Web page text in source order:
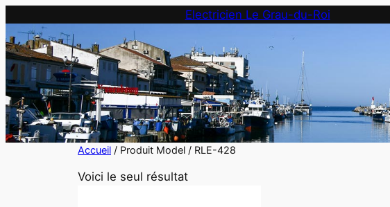
au
contenu
Electricien Le Grau-du-Roi
Accueil / Produit Model / RLE-428
Voici le seul résultat